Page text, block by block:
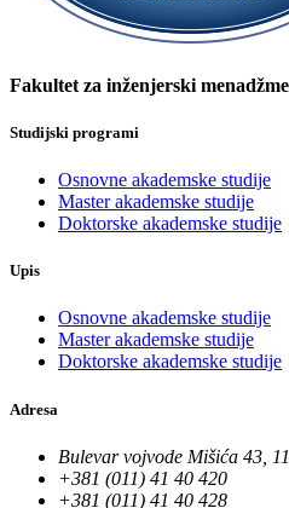
Fakultet za inženjerski
Studijski programi
Osnovne akademske studije
Master akademske studije
Doktorske akademske studije
Upis
Osnovne akademske studije
Master akademske studije
Doktorske akademske studije
Adresa
Bulevar vojvode Mišića 43,
+381 (011) 41 40 420
+381 (011) 41 40 428